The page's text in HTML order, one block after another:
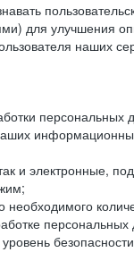
для улучшения
наших
персональных
и электронные,
персональных